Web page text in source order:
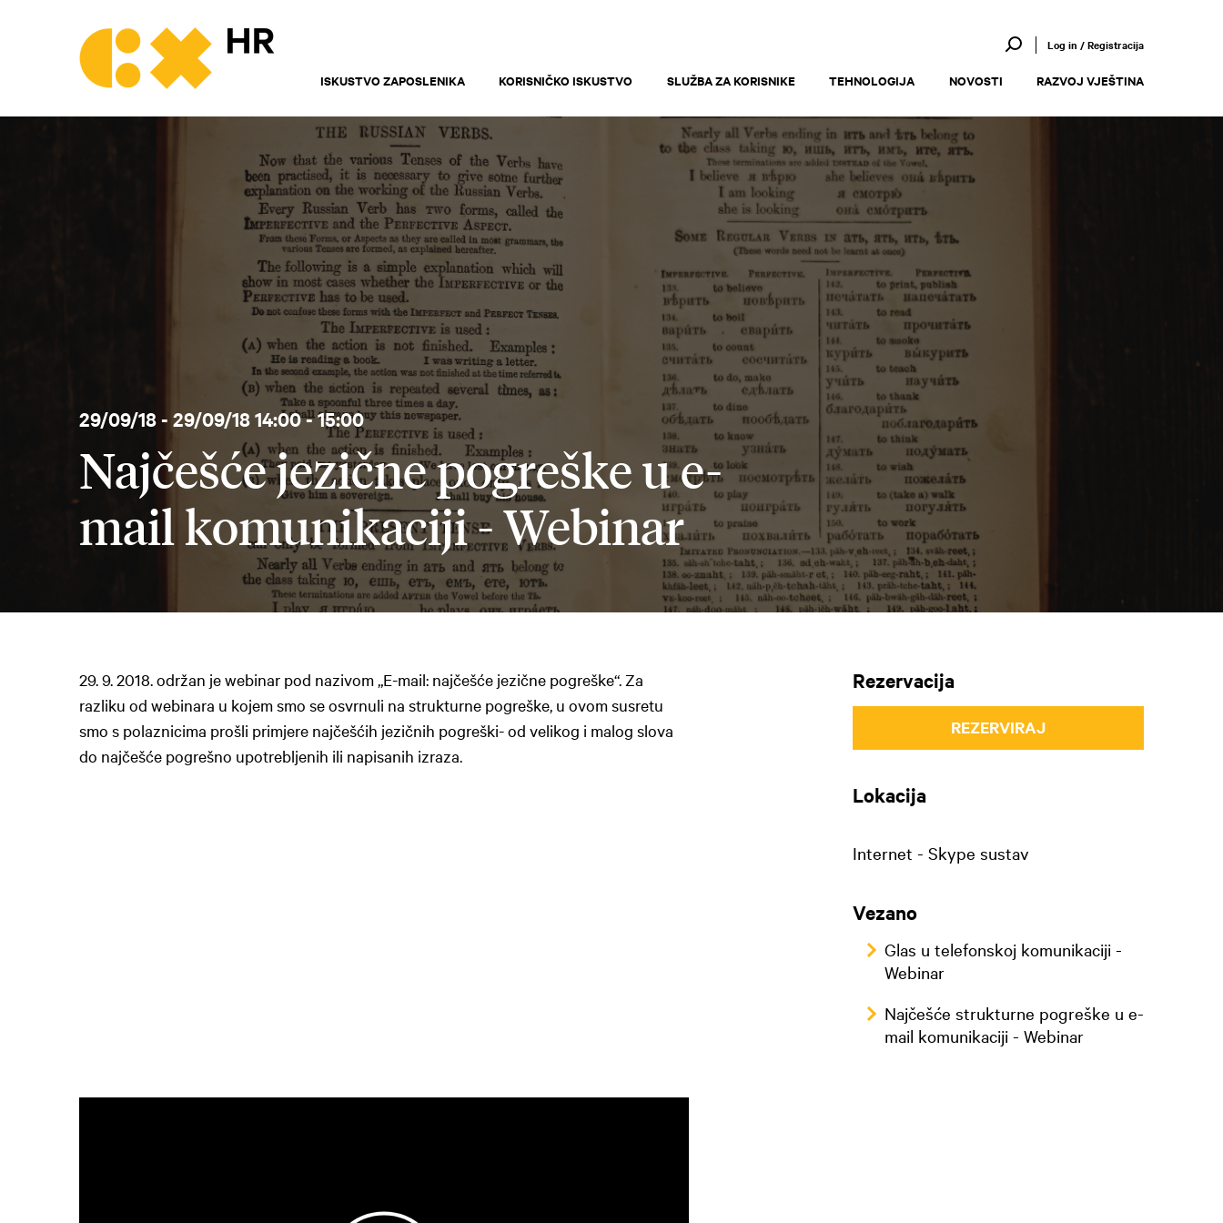
ISKUSTVO ZAPOSLENIKA KORISNIČKO ISKUSTVO SLUŽBA ZA KORISNIKE TEHNOLOGIJA NOVOSTI RAZVOJ VJEŠTINA
Log in / Registracija
29/09/18 - 29/09/18 14:00 - 15:00
Najčešće jezične pogreške u e-
mail komunikaciji - Webinar
29. 9. 2018. održan je webinar pod nazivom „E-mail: najčešće jezične pogreške“. Za
razliku od webinara u kojem smo se osvrnuli na strukturne pogreške, u ovom susretu
smo s polaznicima prošli primjere najčešćih jezičnih pogreški- od velikog i malog slova
do najčešće pogrešno upotrebljenih ili napisanih izraza.
Rezervacija
REZERVIRAJ
Lokacija
Internet - Skype sustav
Vezano
Glas u telefonskoj komunikaciji -
Webinar
Najčešće strukturne pogreške u e-
mail komunikaciji - Webinar